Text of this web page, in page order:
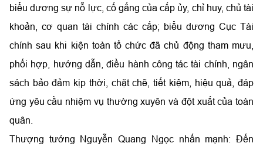
biểu dương sự nỗ lực, cố gắng của cấp ủy, chỉ huy, chủ tài
khoản, cơ quan tài chính các cấp; biểu dương Cục Tài
chính sau khi kiện toàn tổ chức đã chủ động tham mưu,
phối hợp, hướng dẫn, điều hành công tác tài chính, ngân
sách bảo đảm kịp thời, chặt chẽ, tiết kiệm, hiệu quả, đáp
ứng yêu cầu nhiệm vụ thường xuyên và đột xuất của toàn
quân.
Thượng tướng Nguyễn Quang Ngọc nhấn mạnh: Đến